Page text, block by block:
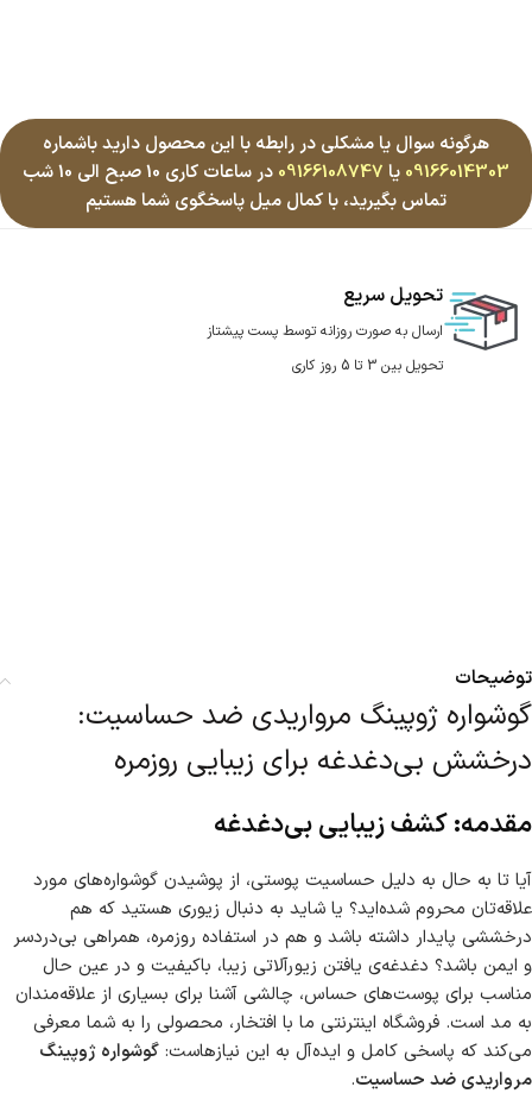
هرگونه سوال یا مشکلی در رابطه با این محصول دارید باشماره
09166014303 یا 09166108747
در ساعات کاری 10 صبح الی 10 شب
تماس بگیرید، با کمال میل پاسخگوی شما هستیم
تحویل سریع
ارسال به صورت روزانه توسط پست پیشتاز
تحویل بین 3 تا 5 روز کاری
توضیحات
گوشواره ژوپینگ مرواریدی ضد حساسیت:
درخشش بی‌دغدغه برای زیبایی روزمره
مقدمه: کشف زیبایی بی‌دغدغه
آیا تا به حال به دلیل حساسیت پوستی، از پوشیدن گوشواره‌های مورد
علاقه‌تان محروم شده‌اید؟ یا شاید به دنبال زیوری هستید که هم
درخششی پایدار داشته باشد و هم در استفاده روزمره، همراهی بی‌دردسر
و ایمن باشد؟ دغدغه‌ی یافتن زیورآلاتی زیبا، باکیفیت و در عین حال
مناسب برای پوست‌های حساس، چالشی آشنا برای بسیاری از علاقه‌مندان
به مد است. فروشگاه اینترنتی ما با افتخار، محصولی را به شما معرفی
می‌کند که پاسخی کامل و ایده‌آل به این نیازهاست: گوشواره ژوپینگ
مرواریدی ضد حساسیت.